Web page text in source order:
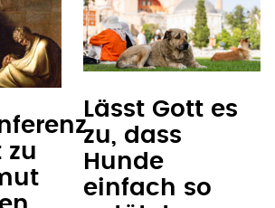
zu
Lässt Gott es
zu, dass
Hunde
einfach so